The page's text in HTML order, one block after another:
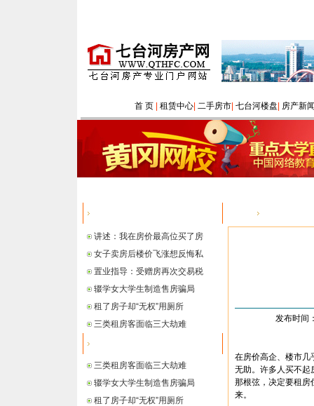
首 页| 租赁中心| 二手房市| 七台河楼盘 房产新
讲述：我在房价最高位买了房
女子卖房后楼价飞涨想反悔私
置业指导：受赠房再次交易税
辍学女大学生制造售房骗局
租了房子却“无权”用厕所
三类租房客面临三大劫难
三类租房客面临三大劫难
辍学女大学生制造售房骗局
租了房子却“无权”用厕所
发布时间
在房价高企、楼市几
无助。许多人买不起
那根弦，决定要租房
来。